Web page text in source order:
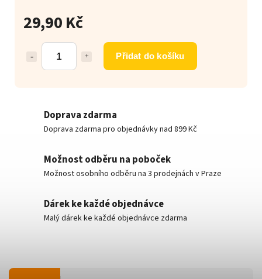
29,90 Kč
Přidat do košíku
Doprava zdarma
Doprava zdarma pro objednávky nad 899 Kč
Možnost odběru na poboček
Možnost osobního odběru na 3 prodejnách v Praze
Dárek ke každé objednávce
Malý dárek ke každé objednávce zdarma